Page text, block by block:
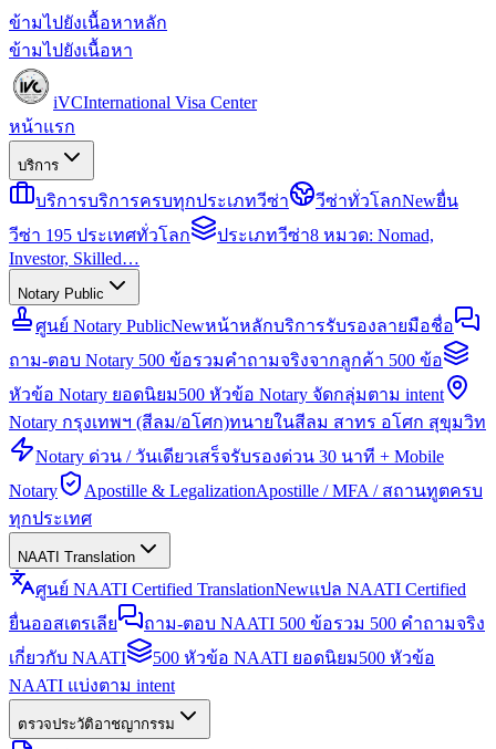
ข้ามไปยังเนื้อหาหลัก
ข้ามไปยังเนื้อหา
iVCInternational Visa Center
หน้าแรก
บริการ
บริการบริการครบทุกประเภทวีซ่า วีซ่าทั่วโลกNewยื่น
วีซ่า 195 ประเทศทั่วโลก
ประเภทวีซ่า8 หมวด: Nomad,
Investor, Skilled…
Notary Public
ศูนย์ Notary PublicNewหน้าหลักบริการรับรองลายมือชื่อ
ถาม-ตอบ Notary 500 ข้อรวมคำถามจริงจากลูกค้า 500 ข้อ
หัวข้อ Notary ยอดนิยม500 หัวข้อ Notary จัดกลุ่มตาม intent
Notary กรุงเทพฯ (สีลม/อโศก)ทนายในสีลม สาทร อโศก สุขุมวิท
Notary ด่วน / วันเดียวเสร็จรับรองด่วน 30 นาที + Mobile
Notary
Apostille & LegalizationApostille / MFA / สถานทูตครบ
ทุกประเทศ
NAATI Translation
ศูนย์ NAATI Certified TranslationNewแปล NAATI Certified
ยื่นออสเตรเลีย
ถาม-ตอบ NAATI 500 ข้อรวม 500 คำถามจริง
เกี่ยวกับ NAATI
500 หัวข้อ NAATI ยอดนิยม500 หัวข้อ
NAATI แบ่งตาม intent
ตรวจประวัติอาชญากรรม